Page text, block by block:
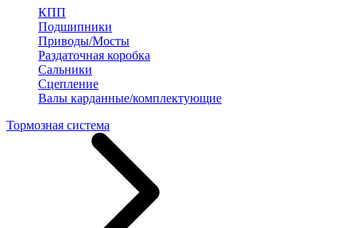
КПП
Подшипники
Приводы/Мосты
Раздаточная коробка
Сальники
Сцепление
Валы карданные/комплектующие
Тормозная система